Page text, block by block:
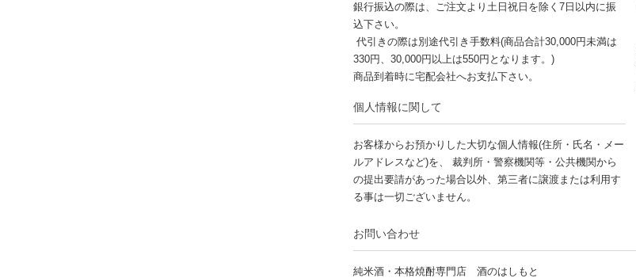
銀行振込の際は、ご注文より土日祝日を除く7日以内に振
込下さい。
代引きの際は別途代引き手数料(商品合計30,000円未満は
330円、30,000円以上は550円となります。)
商品到着時に宅配会社へお支払下さい。
個人情報に関して
お客様からお預かりした大切な個人情報(住所・氏名・メー
ルアドレスなど)を、 裁判所・警察機関等・公共機関から
の提出要請があった場合以外、第三者に譲渡または利用す
る事は一切ございません。
お問い合わせ
純米酒・本格焼酎専門店 酒のはしもと